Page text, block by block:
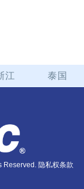
江 泰国
Reserved. 隐私权条款